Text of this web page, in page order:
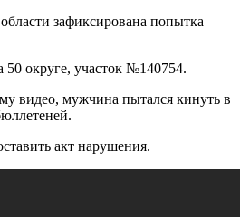
зафиксирована попытка
округе, участок №140754.
видео, мужчина пытался кинуть в
акт нарушения.